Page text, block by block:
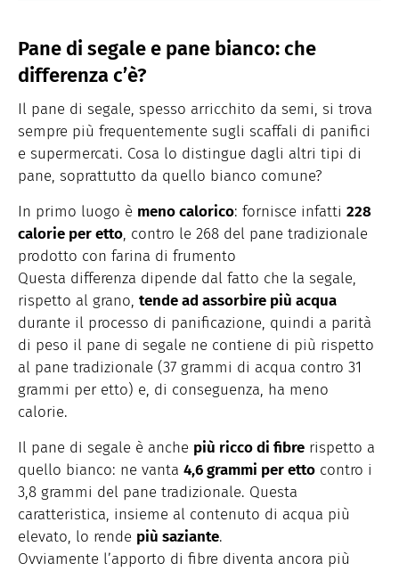
Pane di segale e pane bianco: che
differenza c’è?
Il pane di segale, spesso arricchito da semi, si trova
sempre più frequentemente sugli scaffali di panifici
e supermercati. Cosa lo distingue dagli altri tipi di
pane, soprattutto da quello bianco comune?
In primo luogo è meno calorico: fornisce infatti 228
calorie per etto, contro le 268 del pane tradizionale
prodotto con farina di frumento
Questa differenza dipende dal fatto che la segale,
rispetto al grano, tende ad assorbire più acqua
durante il processo di panificazione, quindi a parità
di peso il pane di segale ne contiene di più rispetto
al pane tradizionale (37 grammi di acqua contro 31
grammi per etto) e, di conseguenza, ha meno
calorie.
Il pane di segale è anche più ricco di fibre rispetto a
quello bianco: ne vanta 4,6 grammi per etto contro i
3,8 grammi del pane tradizionale. Questa
caratteristica, insieme al contenuto di acqua più
elevato, lo rende più saziante.
Ovviamente l’apporto di fibre diventa ancora più